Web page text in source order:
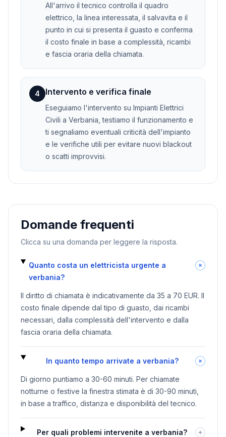
All'arrivo il tecnico controlla il quadro
elettrico, la linea interessata, il salvavita e il
punto in cui si presenta il guasto e conferma
il costo finale in base a complessità, ricambi
e fascia oraria della chiamata.
4 Intervento e verifica finale
Eseguiamo l'intervento su Impianti Elettrici
Civili a Verbania, testiamo il funzionamento e
ti segnaliamo eventuali criticità dell'impianto
e le verifiche utili per evitare nuovi blackout
o scatti improvvisi.
Domande frequenti
Clicca su una domanda per leggere la risposta.
Quanto costa un elettricista urgente a
verbania?
Il diritto di chiamata è indicativamente da 35 a 70 EUR. Il
costo finale dipende dal tipo di guasto, dai ricambi
necessari, dalla complessità dell'intervento e dalla
fascia oraria della chiamata.
In quanto tempo arrivate a verbania?
Di giorno puntiamo a 30-60 minuti. Per chiamate
notturne o festive la finestra stimata è di 30-90 minuti,
in base a traffico, distanza e disponibilità del tecnico.
Per quali problemi intervenite a verbania?